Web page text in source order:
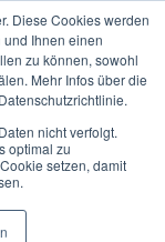
Diese Cookies werden
Ihnen einen
zu können, sowohl
Mehr Infos über die
nicht verfolgt.
optimal zu
setzen, damit